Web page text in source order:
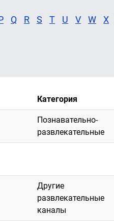
Q R S T U V W X
Категория
Познавательно-
развлекательные
Другие
развлекательные
каналы